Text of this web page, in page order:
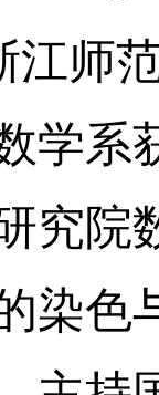
江师
学系
究院
染色